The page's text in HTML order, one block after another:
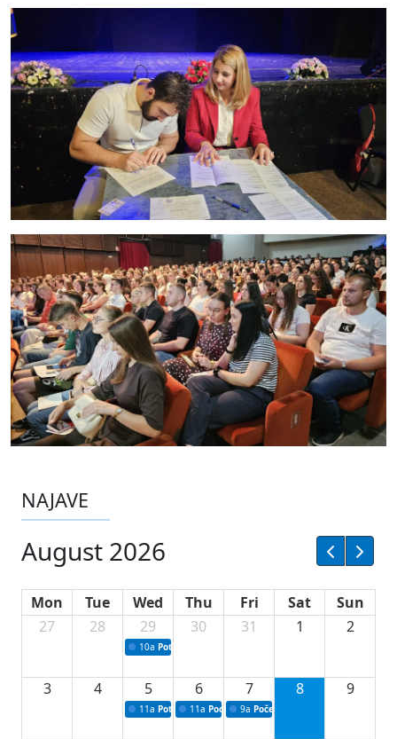
NAJAVE
August 2026
Mon Tue Wed Thu Fri Sat
Sun
27
28 29
10a Potpisivanje ugovora sa neprofitnim
30 31 1 2
3 4 5
11a Potpisivanje ugovora o stipendijama za
6
11a Podrška razvoju vodne infrastrukture u
7
9a Početak izgradnje nove
8 9